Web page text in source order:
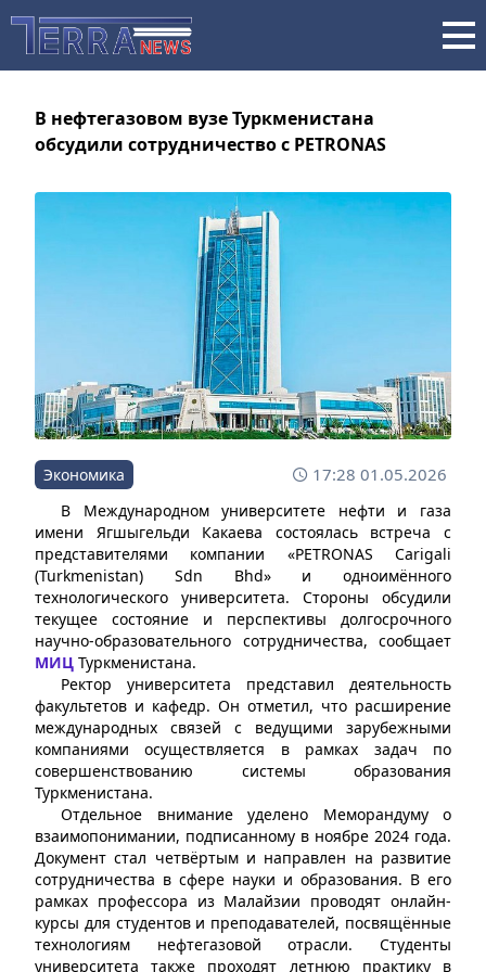
В нефтегазовом вузе Туркменистана
обсудили сотрудничество с PETRONAS
Экономика 17:28 01.05.2026
В Международном университете нефти и газа
имени Ягшыгельди Какаева состоялась встреча с
представителями компании «PETRONAS Carigali
(Turkmenistan) Sdn Bhd» и одноимённого
технологического университета. Стороны обсудили
текущее состояние и перспективы долгосрочного
научно-образовательного сотрудничества, сообщает
МИЦ Туркменистана.
Ректор университета представил деятельность
факультетов и кафедр. Он отметил, что расширение
международных связей с ведущими зарубежными
компаниями осуществляется в рамках задач по
совершенствованию системы образования
Туркменистана.
Отдельное внимание уделено Меморандуму о
взаимопонимании, подписанному в ноябре 2024 года.
Документ стал четвёртым и направлен на развитие
сотрудничества в сфере науки и образования. В его
рамках профессора из Малайзии проводят онлайн-
курсы для студентов и преподавателей, посвящённые
технологиям нефтегазовой отрасли. Студенты
университета также проходят летнюю практику в